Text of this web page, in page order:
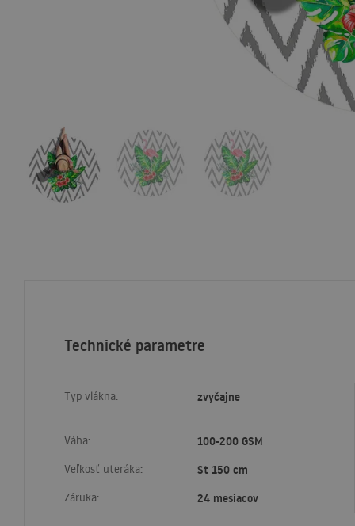
Technické parametre
Typ vlákna: zvyčajne
Váha: 100-200 GSM
Veľkosť uteráka: St 150 cm
Záruka: 24 mesiacov